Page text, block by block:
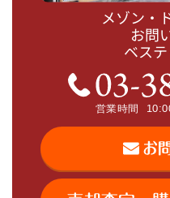
メゾン・
お問
ベス